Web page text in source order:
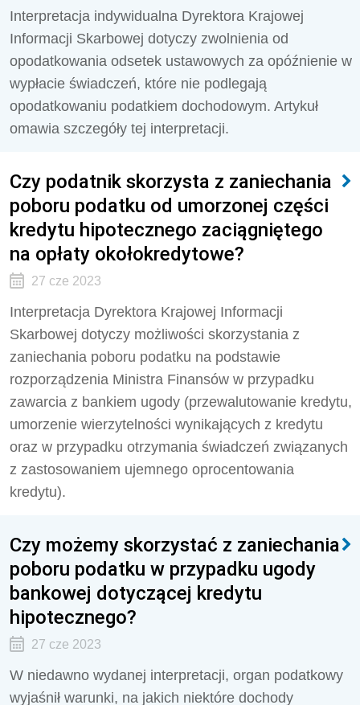
Interpretacja indywidualna Dyrektora Krajowej
Informacji Skarbowej dotyczy zwolnienia od
opodatkowania odsetek ustawowych za opóźnienie w
wypłacie świadczeń, które nie podlegają
opodatkowaniu podatkiem dochodowym. Artykuł
omawia szczegóły tej interpretacji.
Czy podatnik skorzysta z zaniechania
poboru podatku od umorzonej części
kredytu hipotecznego zaciągniętego
na opłaty okołokredytowe?
27 cze 2023
Interpretacja Dyrektora Krajowej Informacji
Skarbowej dotyczy możliwości skorzystania z
zaniechania poboru podatku na podstawie
rozporządzenia Ministra Finansów w przypadku
zawarcia z bankiem ugody (przewalutowanie kredytu,
umorzenie wierzytelności wynikających z kredytu
oraz w przypadku otrzymania świadczeń związanych
z zastosowaniem ujemnego oprocentowania
kredytu).
Czy możemy skorzystać z zaniechania
poboru podatku w przypadku ugody
bankowej dotyczącej kredytu
hipotecznego?
27 cze 2023
W niedawno wydanej interpretacji, organ podatkowy
wyjaśnił warunki, na jakich niektóre dochody